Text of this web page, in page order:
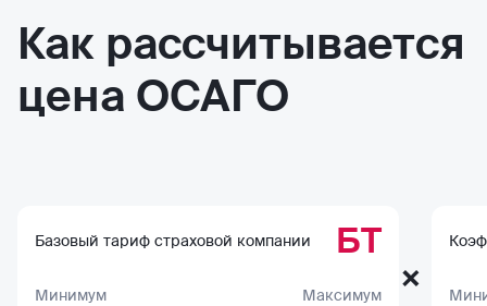
Как рассчитывается
цена ОСАГО
Базовый тариф страховой компании БТ
Минимум Максимум ×